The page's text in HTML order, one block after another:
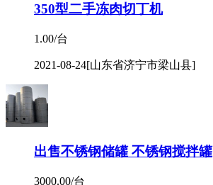
350型二手冻肉切丁机
1.00/台
2021-08-24[山东省济宁市梁山县]
出售不锈钢储罐 不锈钢搅拌罐
3000.00/台